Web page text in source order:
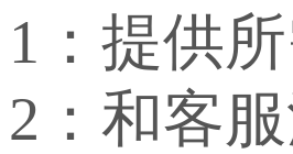
1：提供
2：和客